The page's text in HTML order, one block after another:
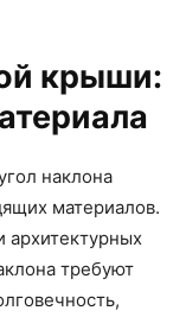
крыши:
наклона
материалов.
архитектурных
требуют